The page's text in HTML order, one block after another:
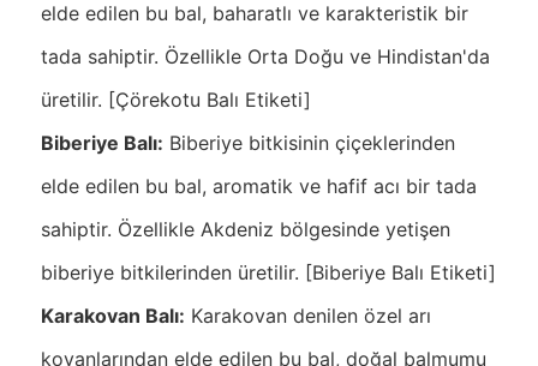
elde edilen bu bal, baharatlı ve karakteristik bir
tada sahiptir. Özellikle Orta Doğu ve Hindistan'da
üretilir. [Çörekotu Balı Etiketi]
Biberiye Balı: Biberiye bitkisinin çiçeklerinden
elde edilen bu bal, aromatik ve hafif acı bir tada
sahiptir. Özellikle Akdeniz bölgesinde yetişen
biberiye bitkilerinden üretilir. [Biberiye Balı Etiketi]
Karakovan Balı: Karakovan denilen özel arı
kovanlarından elde edilen bu bal, doğal balmumu